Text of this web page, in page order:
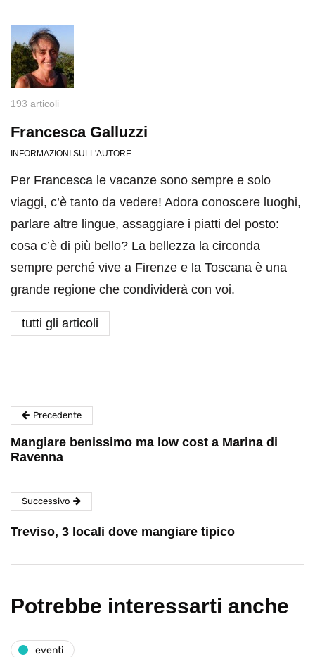
193 articoli
Francesca Galluzzi
INFORMAZIONI SULL'AUTORE
Per Francesca le vacanze sono sempre e solo
viaggi, c’è tanto da vedere! Adora conoscere luoghi,
parlare altre lingue, assaggiare i piatti del posto:
cosa c’è di più bello? La bellezza la circonda
sempre perché vive a Firenze e la Toscana è una
grande regione che condividerà con voi.
tutti gli articoli
Precedente
Mangiare benissimo ma low cost a Marina di
Ravenna
Successivo
Treviso, 3 locali dove mangiare tipico
Potrebbe interessarti anche
eventi